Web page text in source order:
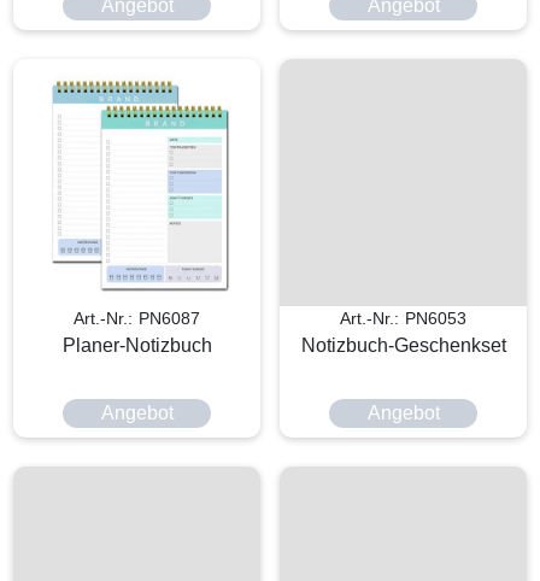
Angebot Angebot
Art.-Nr.: PN6087
Planer-Notizbuch
Angebot
Art.-Nr.: PN6053
Notizbuch-Geschenkset
Angebot